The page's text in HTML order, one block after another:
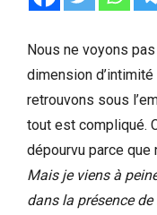
Nous ne voyons
dimension
retrouvons sous
tout est compliqué.
dépourvu parce que
Mais je viens à
dans la présence